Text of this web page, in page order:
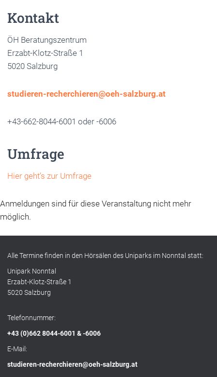
Kontakt
ÖH Beratungszentrum
Erzabt-Klotz-Straße 1
5020 Salzburg
studieren-recherchieren@oeh-salzburg.at
+43-662-8044-6001 oder -6006
Umfrage
Hier geht’s zur Umfrage
Anmeldungen sind für diese Veranstaltung nicht mehr
möglich.
Alle Termine finden in den Hörsälen des Uniparks im Nonntal statt:
Unipark Nonntal
Erzabt-Klotz-Straße 1
5020 Salzburg
Telefonnummer:
+43 (0)662 8044-6001 & -6006
E-Mail:
studieren-recherchieren@oeh-salzburg.at